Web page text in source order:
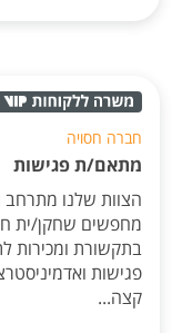
חברה חסויה
מתאם/ת פגישות
הצוות שלנו
מחפשים שחקן/ית
בתקשורת ומכירות
פגישות
קצה...